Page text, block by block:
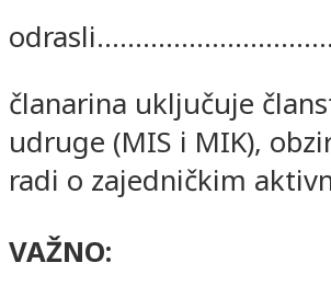
članarina uključuje
udruge (MIS i MIK),
radi o zajedničkim
VAŽNO: